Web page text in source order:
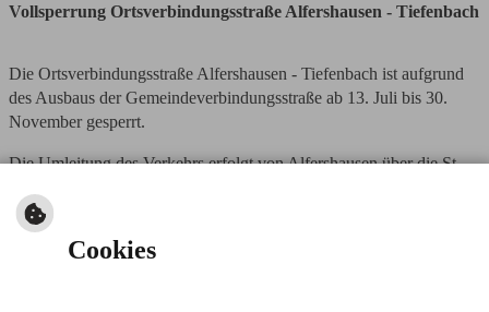
Vollsperrung Ortsverbindungsstraße Alfershausen - Tiefenbach
Die Ortsverbindungsstraße Alfershausen - Tiefenbach ist aufgrund
des Ausbaus der Gemeindeverbindungsstraße ab 13. Juli bis 30.
November gesperrt.
Die Umleitung des Verkehrs erfolgt von Alfershausen über die St
RH 40 nach Stetten - weiter über Stauf nach Eysölden - Kreisstr.
RH 25 über Steindl zur St 2225 (bzw. umgekehrt).
Cookies